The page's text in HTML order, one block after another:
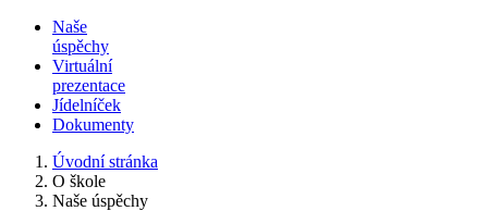
Naše
úspěchy
Virtuální
prezentace
Jídelníček
Dokumenty
Úvodní stránka
O škole
Naše úspěchy